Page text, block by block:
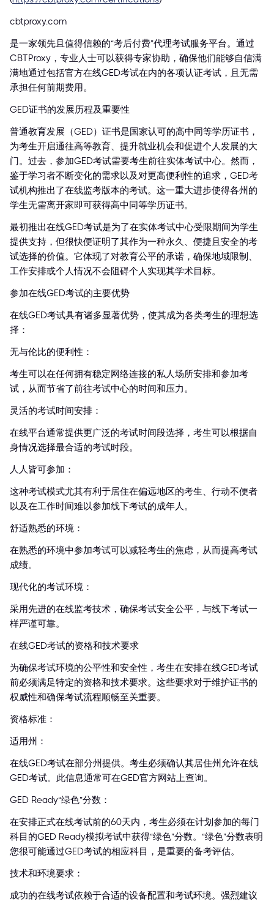
cbtproxy.com
是一家领先且值得信赖的“考后付费”代理考试服务平台。通过
CBTProxy，专业人士可以获得专家协助，确保他们能够自信满
满地通过包括官方在线GED考试在内的各项认证考试，且无需
承担任何前期费用。
GED证书的发展历程及重要性
普通教育发展（GED）证书是国家认可的高中同等学历证书，
为考生开启通往高等教育、提升就业机会和促进个人发展的大
门。过去，参加GED考试需要考生前往实体考试中心。然而，
鉴于学习者不断变化的需求以及对更高便利性的追求，GED考
试机构推出了在线监考版本的考试。这一重大进步使得各州的
学生无需离开家即可获得高中同等学历证书。
最初推出在线GED考试是为了在实体考试中心受限期间为学生
提供支持，但很快便证明了其作为一种永久、便捷且安全的考
试选择的价值。它体现了对教育公平的承诺，确保地域限制、
工作安排或个人情况不会阻碍个人实现其学术目标。
参加在线GED考试的主要优势
在线GED考试具有诸多显著优势，使其成为各类考生的理想选
择：
无与伦比的便利性：
考生可以在任何拥有稳定网络连接的私人场所安排和参加考
试，从而节省了前往考试中心的时间和压力。
灵活的考试时间安排：
在线平台通常提供更广泛的考试时间段选择，考生可以根据自
身情况选择最合适的考试时段。
人人皆可参加：
这种考试模式尤其有利于居住在偏远地区的考生、行动不便者
以及在工作时间难以参加线下考试的成年人。
舒适熟悉的环境：
在熟悉的环境中参加考试可以减轻考生的焦虑，从而提高考试
成绩。
现代化的考试环境：
采用先进的在线监考技术，确保考试安全公平，与线下考试一
样严谨可靠。
在线GED考试的资格和技术要求
为确保考试环境的公平性和安全性，考生在安排在线GED考试
前必须满足特定的资格和技术要求。这些要求对于维护证书的
权威性和确保考试流程顺畅至关重要。
资格标准：
适用州：
在线GED考试在部分州提供。考生必须确认其居住州允许在线
GED考试。此信息通常可在GED官方网站上查询。
GED Ready“绿色”分数：
在安排正式在线考试前的60天内，考生必须在计划参加的每门
科目的GED Ready模拟考试中获得“绿色”分数。“绿色”分数表明
您很可能通过GED考试的相应科目，是重要的备考评估。
技术和环境要求：
成功的在线考试依赖于合适的设备配置和考试环境。强烈建议